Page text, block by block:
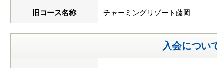
旧コース名称 チャーミングリゾート藤岡
入会につい